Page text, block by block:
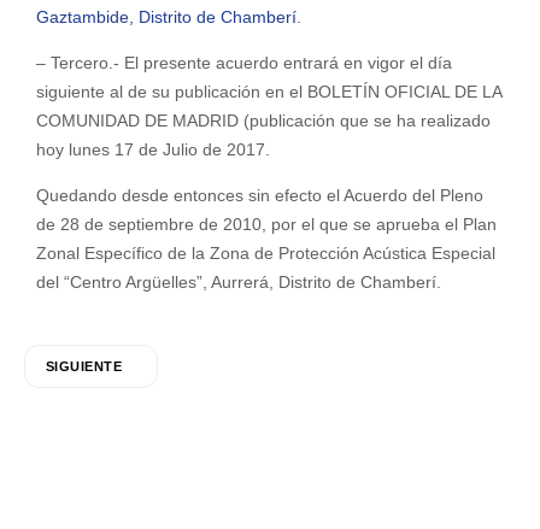
Gaztambide, Distrito de Chamberí.
– Tercero.- El presente acuerdo entrará en vigor el día
siguiente al de su publicación en el BOLETÍN OFICIAL DE LA
COMUNIDAD DE MADRID (publicación que se ha realizado
hoy lunes 17 de Julio de 2017.
Quedando desde entonces sin efecto el Acuerdo del Pleno
de 28 de septiembre de 2010, por el que se aprueba el Plan
Zonal Específico de la Zona de Protección Acústica Especial
del “Centro Argüelles”, Aurrerá, Distrito de Chamberí.
SIGUIENTE